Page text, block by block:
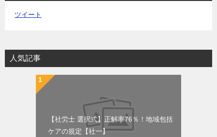
ツイート
人気記事
【社労士 選択式】正解率76％！地域包括
ケアの規定【社一】